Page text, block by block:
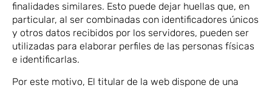
finalidades similares. Esto puede dejar huellas que, en
particular, al ser combinadas con identificadores únicos
y otros datos recibidos por los servidores, pueden ser
utilizadas para elaborar perfiles de las personas físicas
e identificarlas.
Por este motivo, El titular de la web dispone de una